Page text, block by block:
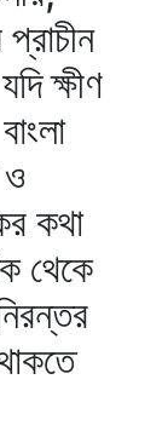
ক্ষীণ
ও
কথা
থেকে